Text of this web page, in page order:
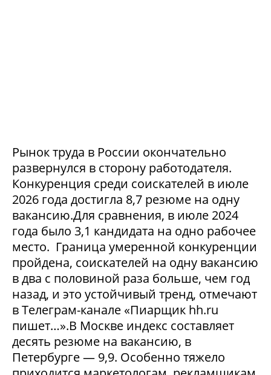
Рынок труда в России окончательно
развернулся в сторону работодателя.
Конкуренция среди соискателей в июле
2026 года достигла 8,7 резюме на одну
вакансию.Для сравнения, в июле 2024
года было 3,1 кандидата на одно рабочее
место. Граница умеренной конкуренции
пройдена, соискателей на одну вакансию
в два с половиной раза больше, чем год
назад, и это устойчивый тренд, отмечают
в Телеграм-канале «Пиарщик hh.ru
пишет…».В Москве индекс составляет
десять резюме на вакансию, в
Петербурге — 9,9. Особенно тяжело